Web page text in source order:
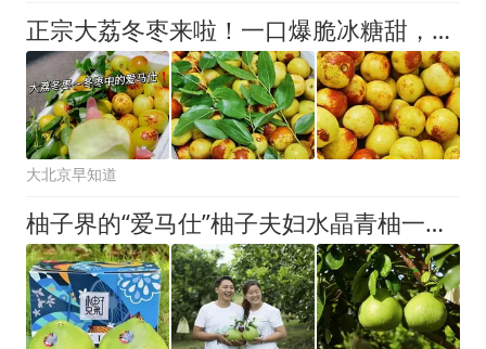
正宗大荔冬枣来啦！一口爆脆冰糖甜，好吃到上瘾！
大北京早知道
柚子界的“爱马仕”柚子夫妇水晶青柚一口爆汁！吃过都说值，复购率超高！